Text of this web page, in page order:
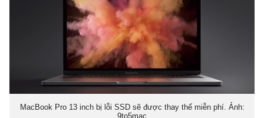
MacBook Pro 13 inch bị lỗi SSD sẽ được thay thế miễn phí. Ảnh:
9to5mac